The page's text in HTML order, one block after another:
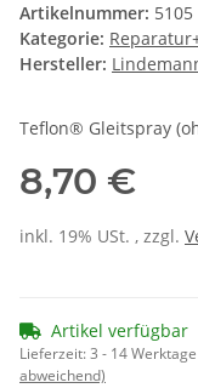
Artikelnummer: 5105
Kategorie:
Hersteller:
Teflon® Gleitspray
8,70 €
inkl. 19% USt. , zzgl.
Artikel verfügbar
Lieferzeit:3 - 14 Werktage
abweichend)